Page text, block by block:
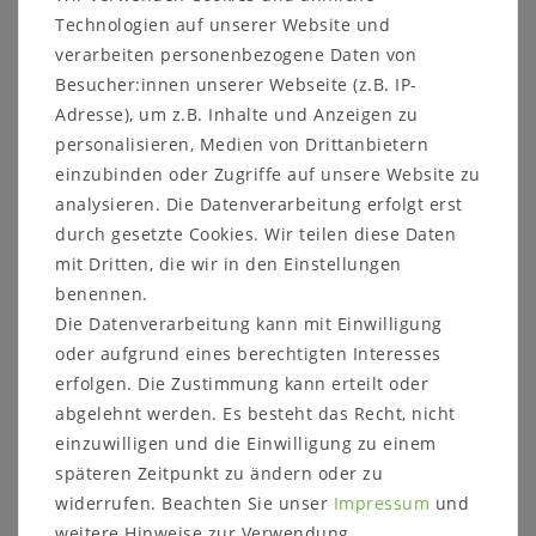
Sicher
einkaufen
Schneller
Versand
Kostenlose
Beratung
Beschreibung
Produktsicherheit
Produktbewertung
Hängegarderobe VIVERE Kiefer massiv
weiß gebürstet
Technologien auf unserer Website und
verarbeiten personenbezogene Daten von
Besucher:innen unserer Webseite (z.B. IP-
Adresse), um z.B. Inhalte und Anzeigen zu
personalisieren, Medien von Drittanbietern
einzubinden oder Zugriffe auf unsere Website zu
analysieren. Die Datenverarbeitung erfolgt erst
durch gesetzte Cookies. Wir teilen diese Daten
mit Dritten, die wir in den Einstellungen
benennen.
Die Datenverarbeitung kann mit Einwilligung
oder aufgrund eines berechtigten Interesses
erfolgen. Die Zustimmung kann erteilt oder
abgelehnt werden. Es besteht das Recht, nicht
einzuwilligen und die Einwilligung zu einem
späteren Zeitpunkt zu ändern oder zu
widerrufen. Beachten Sie unser Impressum und